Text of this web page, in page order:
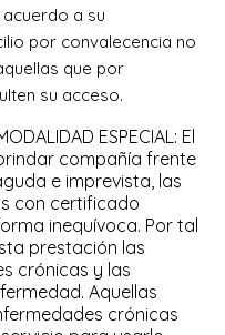
a su
por convalecencia no
que por
su acceso.
ESPECIAL: El
compañía frente
e imprevista, las
con certificado
inequívoca. Por tal
prestación las
crónicas y las
Aquellas
crónicas